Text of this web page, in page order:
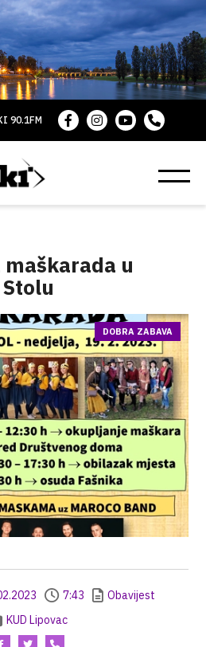
90.1FM
u
DOBRA ZABAVA
7:43
Obavijest
KUD Lipovac